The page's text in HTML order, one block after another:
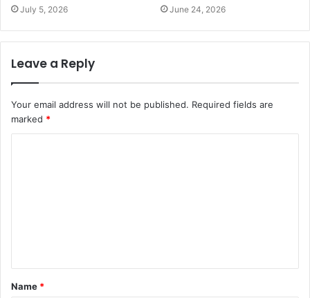
July 5, 2026 June 24, 2026
Leave a Reply
Your email address will not be published. Required fields are
marked *
Name *